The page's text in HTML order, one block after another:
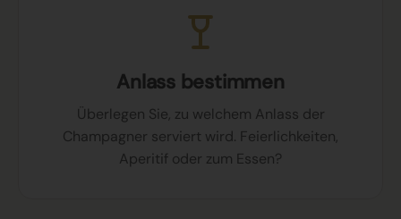
Anlass bestimmen
Überlegen Sie, zu welchem Anlass der
Champagner serviert wird. Feierlichkeiten,
Aperitif oder zum Essen?